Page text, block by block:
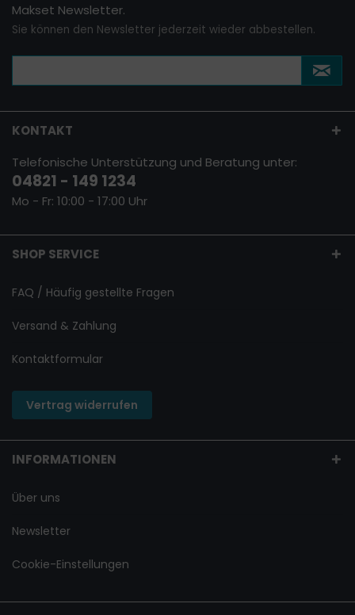
Makset Newsletter.
Sie können den Newsletter jederzeit wieder abbestellen.
KONTAKT
Telefonische Unterstützung und Beratung unter:
04821 - 149 1234
Mo - Fr: 10:00 - 17:00 Uhr
SHOP SERVICE
FAQ / Häufig gestellte Fragen
Versand & Zahlung
Kontaktformular
Vertrag widerrufen
INFORMATIONEN
Über uns
Newsletter
Cookie-Einstellungen